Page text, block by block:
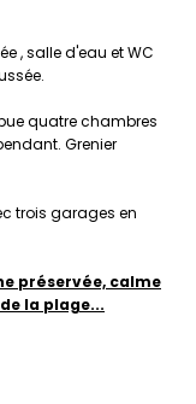
, salle d'eau et WC
quatre chambres
Grenier
trois garages en
préservée, calme
la plage...